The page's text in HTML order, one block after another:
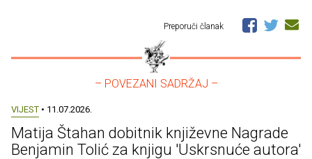
Preporuči članak
– POVEZANI SADRŽAJ –
VIJEST • 11.07.2026.
Matija Štahan dobitnik književne Nagrade
Benjamin Tolić za knjigu 'Uskrsnuće autora'